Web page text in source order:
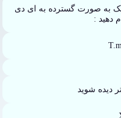
به صورت گسترده به ای دی
دهید :
دیده شوید